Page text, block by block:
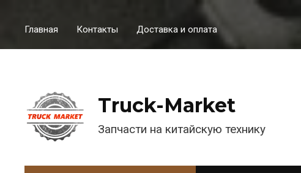
Главная Контакты Доставка и оплата
Truck-Market
Запчасти на китайскую технику